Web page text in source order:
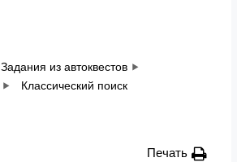
Задания из автоквестов
Классический поиск
Печать